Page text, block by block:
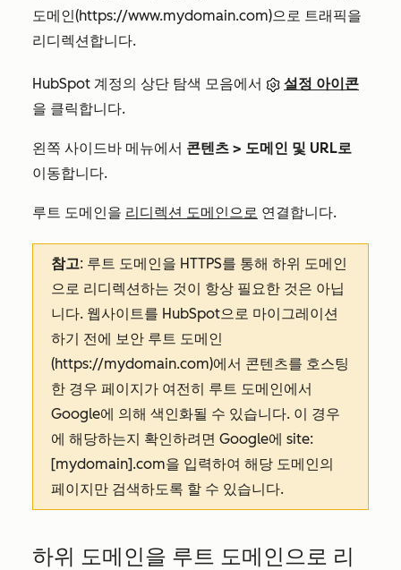
도메인(https://www.mydomain.com)으로 트래픽을
리디렉션합니다.
HubSpot 계정의 상단 탐색 모음에서
설정 아이콘
을 클릭합니다.
왼쪽 사이드바 메뉴에서 콘텐츠 > 도메인 및 URL로
이동합니다.
루트 도메인을 리디렉션 도메인으로 연결합니다.
참고: 루트 도메인을 HTTPS를 통해 하위 도메인
으로 리디렉션하는 것이 항상 필요한 것은 아닙
니다. 웹사이트를 HubSpot으로 마이그레이션
하기 전에 보안 루트 도메인
(https://mydomain.com)에서 콘텐츠를 호스팅
한 경우 페이지가 여전히 루트 도메인에서
Google에 의해 색인화될 수 있습니다. 이 경우
에 해당하는지 확인하려면 Google에 site:
[mydomain].com을 입력하여 해당 도메인의
페이지만 검색하도록 할 수 있습니다.
하위 도메인을 루트 도메인으로 리